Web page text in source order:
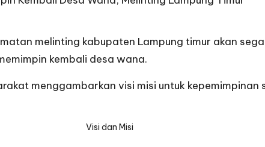
melinting kabupaten Lampung timur akan
kembali desa wana.
menggambarkan visi misi untuk kepemimpinan
Visi dan Misi